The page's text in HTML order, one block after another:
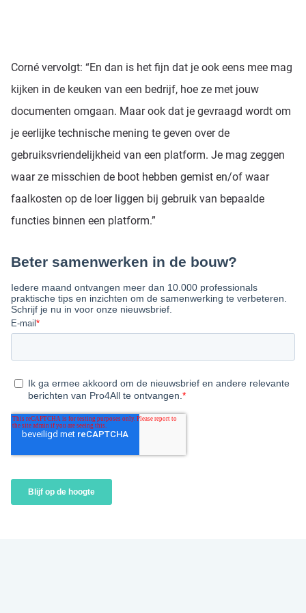
Corné vervolgt: “En dan is het fijn dat je ook eens mee mag
kijken in de keuken van een bedrijf, hoe ze met jouw
documenten omgaan. Maar ook dat je gevraagd wordt om
je eerlijke technische mening te geven over de
gebruiksvriendelijkheid van een platform. Je mag zeggen
waar ze misschien de boot hebben gemist en/of waar
faalkosten op de loer liggen bij gebruik van bepaalde
functies binnen een platform.”